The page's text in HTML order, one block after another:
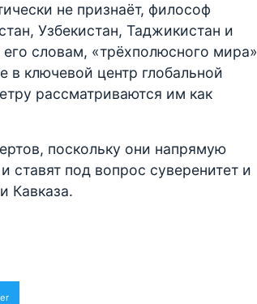
не признаёт, философ
Узбекистан, Таджикистан и
словам, «трёхполюсного мира»
в ключевой центр глобальной
рассматриваются им как
поскольку они напрямую
под вопрос суверенитет и
Кавказа.